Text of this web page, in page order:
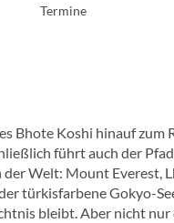
Termine
Bhote Koshi hinauf zum
führt auch der
Welt: Mount Everest,
türkisfarbene Gokyo-
bleibt. Aber nicht